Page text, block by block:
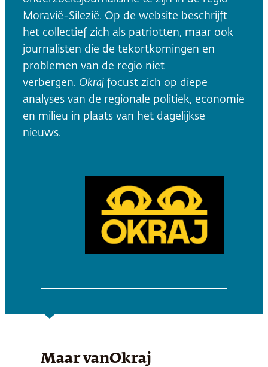
Moravië-Silezië. Op de website beschrijft
het collectief zich als patriotten, maar ook
journalisten die de tekortkomingen en
problemen van de regio niet
verbergen. Okraj focust zich op diepe
analyses van de regionale politiek, economie
en milieu in plaats van het dagelijkse
nieuws.
Maar vanOkraj